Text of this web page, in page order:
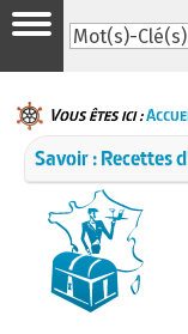
Vous êtes ici :
Savoir : Recettes